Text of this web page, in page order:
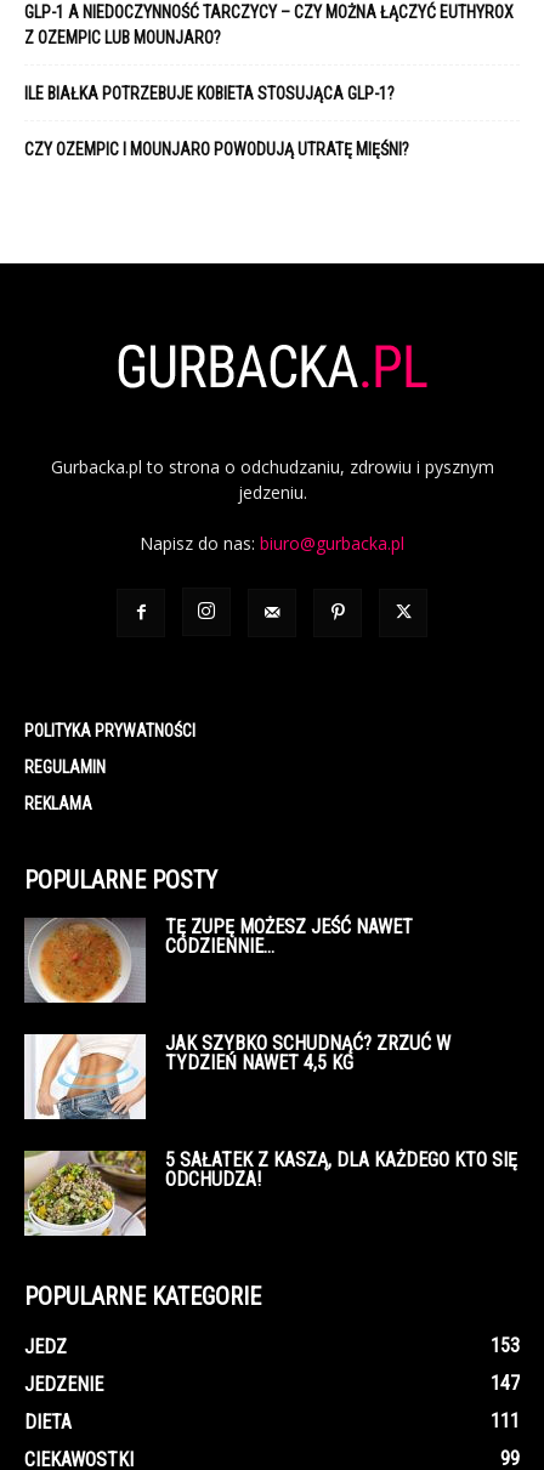
GLP-1 A NIEDOCZYNNOŚĆ TARCZYCY – CZY MOŻNA ŁĄCZYĆ EUTHYROX
Z OZEMPIC LUB MOUNJARO?
ILE BIAŁKA POTRZEBUJE KOBIETA STOSUJĄCA GLP-1?
CZY OZEMPIC I MOUNJARO POWODUJĄ UTRATĘ MIĘŚNI?
Gurbacka.pl to strona o odchudzaniu, zdrowiu i pysznym
jedzeniu.
Napisz do nas: biuro@gurbacka.pl
POLITYKA PRYWATNOŚCI
REGULAMIN
REKLAMA
POPULARNE POSTY
TĘ ZUPĘ MOŻESZ JEŚĆ NAWET
CODZIENNIE…
JAK SZYBKO SCHUDNĄĆ? ZRZUĆ W
TYDZIEŃ NAWET 4,5 KG
5 SAŁATEK Z KASZĄ, DLA KAŻDEGO KTO SIĘ
ODCHUDZA!
POPULARNE KATEGORIE
JEDZ
153
JEDZENIE
147
DIETA
111
CIEKAWOSTKI
99